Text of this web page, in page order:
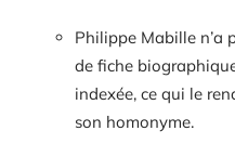
Philippe Mabille n’a
de fiche
indexée, ce qui le
son homonyme.